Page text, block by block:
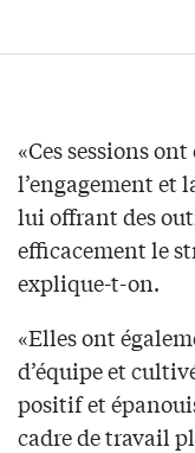
«Ces sessions
l’engagement et
lui offrant des
efficacement le
explique-t-on.
«Elles ont
d’équipe et
positif et
cadre de travail